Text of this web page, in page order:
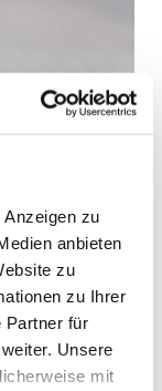
zu
anbieten
zu
zu Ihrer
Partner für
Unsere
mit
10:00